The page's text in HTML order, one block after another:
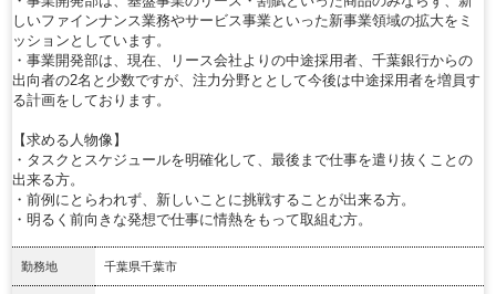
しいファインナンス業務やサービス事業といった新事業領域の拡大をミ
ッションとしています。
・事業開発部は、現在、リース会社よりの中途採用者、千葉銀行からの
出向者の2名と少数ですが、注力分野ととして今後は中途採用者を増員す
る計画をしております。
【求める人物像】
・タスクとスケジュールを明確化して、最後まで仕事を遣り抜くことの
出来る方。
・前例にとらわれず、新しいことに挑戦することが出来る方。
・明るく前向きな発想で仕事に情熱をもって取組む方。
勤務地 千葉県千葉市